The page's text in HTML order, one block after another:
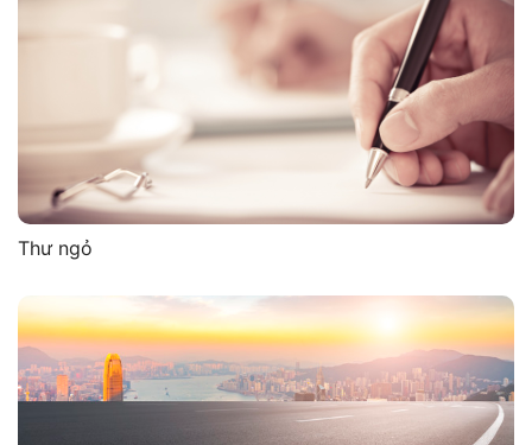
Thư ngỏ